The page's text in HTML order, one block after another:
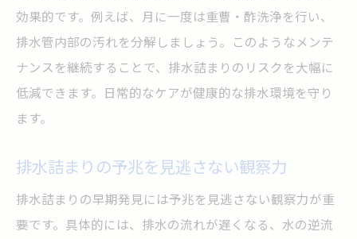
効果的です。例えば、月に一度は重曹・酢洗浄を行い、
排水管内部の汚れを分解しましょう。このようなメンテ
ナンスを継続することで、排水詰まりのリスクを大幅に
低減できます。日常的なケアが健康的な排水環境を守り
ます。
排水詰まりの予兆を見逃さない観察力
排水詰まりの早期発見には予兆を見逃さない観察力が重
要です。具体的には、排水の流れが遅くなる、水の逆流